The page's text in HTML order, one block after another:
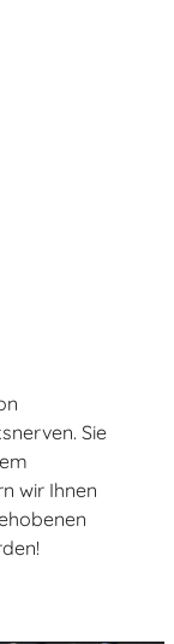
Sie
wir Ihnen